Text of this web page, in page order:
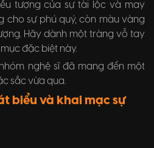
tượng của sự tài lộc và may
cho sự phú quý, còn màu vàng
Hãy dành một tràng vỗ tay
đặc biệt này.
nghệ sĩ đã mang đến một
sắc vừa qua.
biểu và khai mạc sự